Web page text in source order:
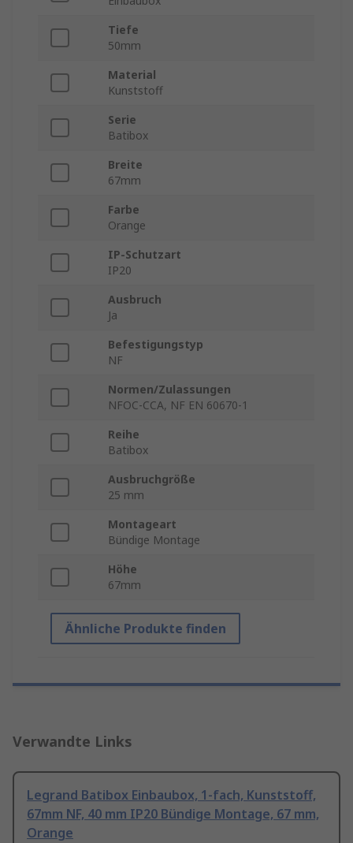
Tiefe
50mm
Material
Kunststoff
Serie
Batibox
Breite
67mm
Farbe
Orange
IP-Schutzart
IP20
Ausbruch
Ja
Befestigungstyp
NF
Normen/Zulassungen
NFOC-CCA, NF EN 60670-1
Reihe
Batibox
Ausbruchgröße
25 mm
Montageart
Bündige Montage
Höhe
67mm
Ähnliche Produkte finden
Verwandte Links
Legrand Batibox Einbaubox, 1-fach, Kunststoff,
67mm NF, 40 mm IP20 Bündige Montage, 67 mm,
Orange